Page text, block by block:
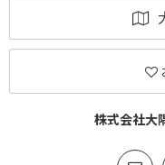
株式会社大